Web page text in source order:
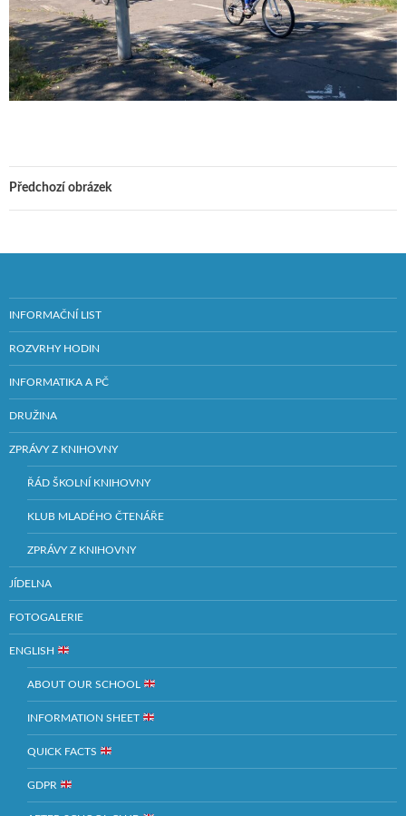
Předchozí obrázek
INFORMAČNÍ LIST
ROZVRHY HODIN
INFORMATIKA A PČ
DRUŽINA
ZPRÁVY Z KNIHOVNY
ŘÁD ŠKOLNÍ KNIHOVNY
KLUB MLADÉHO ČTENÁŘE
ZPRÁVY Z KNIHOVNY
JÍDELNA
FOTOGALERIE
ENGLISH
ABOUT OUR SCHOOL
INFORMATION SHEET
QUICK FACTS
GDPR